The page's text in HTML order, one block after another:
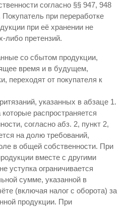
согласно §§ 947, 948
Покупатель при переработке
при её хранении не
либо претензий.
со сбытом продукции,
время и в будущем,
переходят от покупателя к
указанных в абзаце 1.
распространяется
согласно абз. 2, пункт 2,
на долю требований,
в общей собственности. При
вместе с другими
уступка ограничивается
сумме, указанной в
(включая налог с оборота) за
продукции. При